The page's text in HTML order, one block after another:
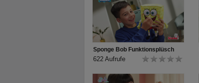
Sponge Bob Funktionsplüsch
622 Aufrufe